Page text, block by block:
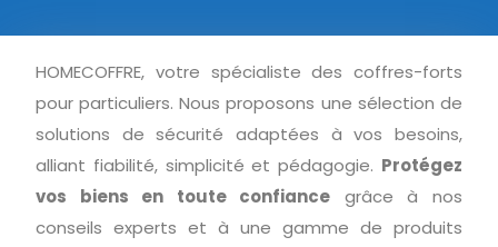
HOMECOFFRE, votre spécialiste des coffres-forts
pour particuliers. Nous proposons une sélection de
solutions de sécurité adaptées à vos besoins,
alliant fiabilité, simplicité et pédagogie. Protégez
vos biens en toute confiance grâce à nos
conseils experts et à une gamme de produits